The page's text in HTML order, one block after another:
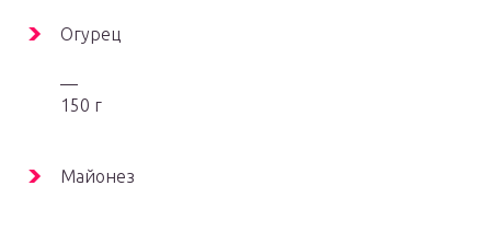
Огурец
—
150 г
Майонез